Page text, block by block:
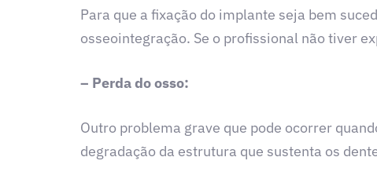
Para que a fixação do implante seja bem
osseointegração. Se o profissional não tiver
– Perda do osso:
Outro problema grave que pode ocorrer
degradação da estrutura que sustenta os